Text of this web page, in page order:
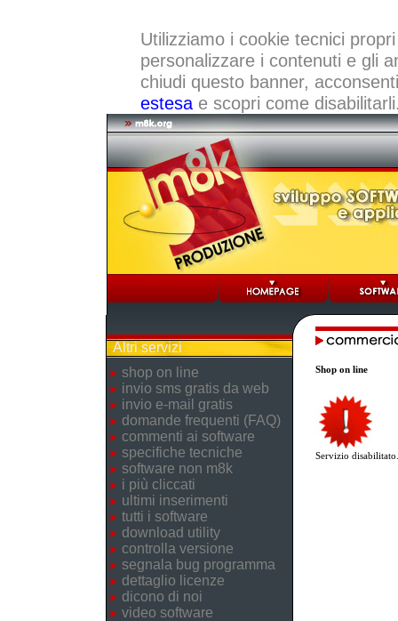
Utilizziamo i cookie tecnici
personalizzare i contenuti e gli
chiudi questo banner,
estesae scopri come
Altri servizi
shop on line
invio sms gratis da web
invio e-mail gratis
domande frequenti (FAQ)
commenti ai software
specifiche tecniche
software non m8k
i più cliccati
ultimi inserimenti
tutti i software
download utility
controlla versione
segnala bug programma
dettaglio licenze
dicono di noi
video software
Shop on line
Servizio disabilitato.